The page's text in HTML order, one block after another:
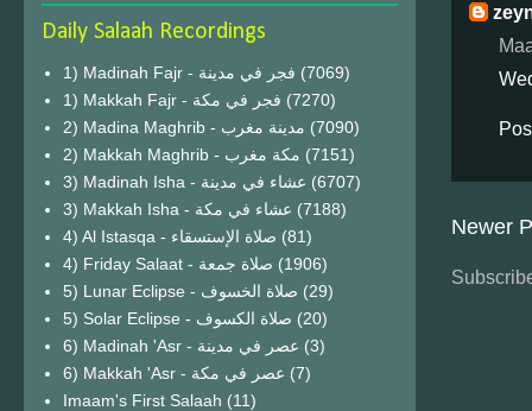
Newer
Daily Salaah Recordings
1) Madinah Fajr - فجر في مدينة (7069)
1) Makkah Fajr - فجر في مكة (7270)
2) Madina Maghrib - مدينة مغرب (7090)
2) Makkah Maghrib - مكة مغرب (7151)
3) Madinah Isha - عشاء في مدينة (6707)
3) Makkah Isha - عشاء في مكة (7188)
4) Al Istasqa - صلاة الإستسقاء (81)
4) Friday Salaat - صلاة جمعة (1906)
5) Lunar Eclipse - صلاة الخسوف (29)
(20)
6) Madinah 'Asr - عصر في مدينة (3)
6) Makkah 'Asr - عصر في مكة (7)
Imaam's First Salaah (11)